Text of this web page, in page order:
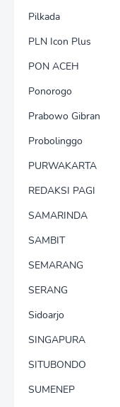
Pilkada
PLN Icon Plus
PON ACEH
Ponorogo
Prabowo Gibran
Probolinggo
PURWAKARTA
REDAKSI PAGI
SAMARINDA
SAMBIT
SEMARANG
SERANG
Sidoarjo
SINGAPURA
SITUBONDO
SUMENEP